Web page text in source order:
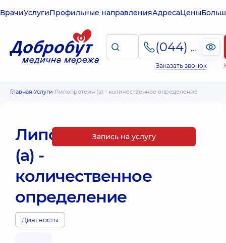
ВрачиУслугиПрофильные направленияАдресаЦены
(044) 495-2-888
Заказать звонок
Главная Услуги Липопротеин (а) - количественное определение
Липопротеин
(а) -
количественное
определение
Диагносты
Запись на услугу